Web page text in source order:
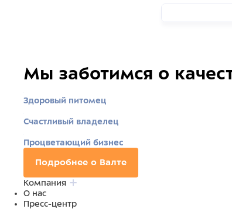
Мы заботимся о
Здоровый питомец
Счастливый владелец
Процветающий бизнес
Подробнее о Валте
Компания
О нас
Пресс-центр